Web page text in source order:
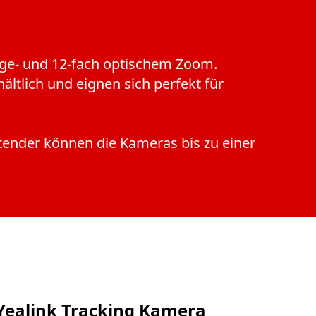
und 12-fach optischem Zoom.
und eignen sich perfekt für
können die Kameras bis zu einer
Tracking Kamera